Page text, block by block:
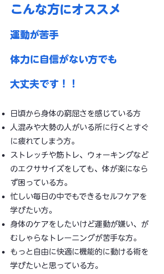
こんな方にオススメ
運動が苦手
体力に自信がない方でも
大丈夫です！！
​日頃から身体の窮屈さを感じている方
人混みや大勢の人がいる所に行くとすぐ
に疲れてしまう方。​
ストレッチや筋トレ、ウォーキングなど
のエクササイズをしても、体が楽になら
ず困っている方。
​忙しい毎日の中でもできるセルフケアを
学びたい方。
身体のケアをしたいけど運動が嫌い、が
むしゃらなトレーニングが苦手な方。​
もっと自由に快適に機能的に動ける術を
学びたいと思っている方。